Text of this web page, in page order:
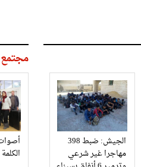
الجيش: ضبط 398
مهاجرا غير شرعي
مجتمع